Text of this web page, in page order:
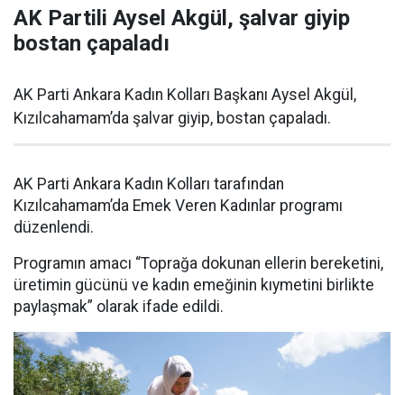
AK Partili Aysel Akgül, şalvar giyip
bostan çapaladı
AK Parti Ankara Kadın Kolları Başkanı Aysel Akgül,
Kızılcahamam’da şalvar giyip, bostan çapaladı.
AK Parti Ankara Kadın Kolları tarafından
Kızılcahamam’da Emek Veren Kadınlar programı
düzenlendi.
Programın amacı “Toprağa dokunan ellerin bereketini,
üretimin gücünü ve kadın emeğinin kıymetini birlikte
paylaşmak” olarak ifade edildi.